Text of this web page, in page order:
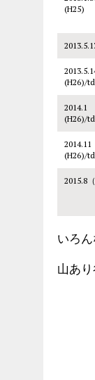
(H25)
(H26)/
2014.1
(H26)/
2014.11
(H26)/
2015.8（
いろ
山あ